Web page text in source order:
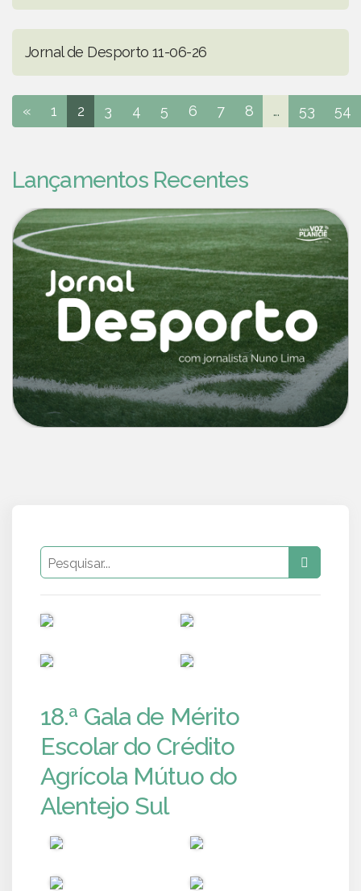
Jornal de Desporto 11-06-26
« 1 2 3 4 5 6 7 8 ... 53 54
Lançamentos Recentes
18.ª Gala de Mérito
Escolar do Crédito
Agrícola Mútuo do
Alentejo Sul